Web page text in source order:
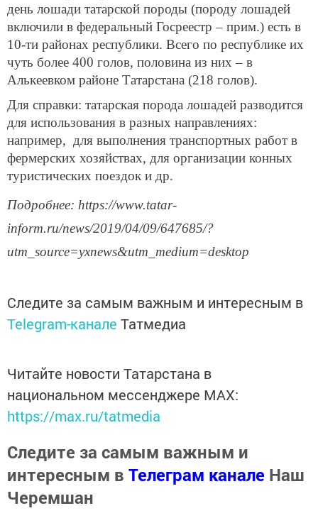
день лошади татарской породы (породу лошадей
включили в федеральный Госреестр – прим.) есть в
10-ти районах республики. Всего по республике их
чуть более 400 голов, половина из них – в
Алькеевком районе Татарстана (218 голов).
Для справки: татарская порода лошадей разводится
для использования в разных направлениях:
например, для выполнения транспортных работ в
фермерских хозяйствах, для организации конных
туристических поездок и др.
Подробнее: https://www.tatar-
inform.ru/news/2019/04/09/647685/?
utm_source=yxnews&utm_medium=desktop
Следите за самым важным и интересным в
Telegram-канале Татмедиа
Читайте новости Татарстана в
национальном мессенджере MАХ:
https://max.ru/tatmedia
Следите за самым важным и
интересным в Телеграм канале Наш
Черемшан